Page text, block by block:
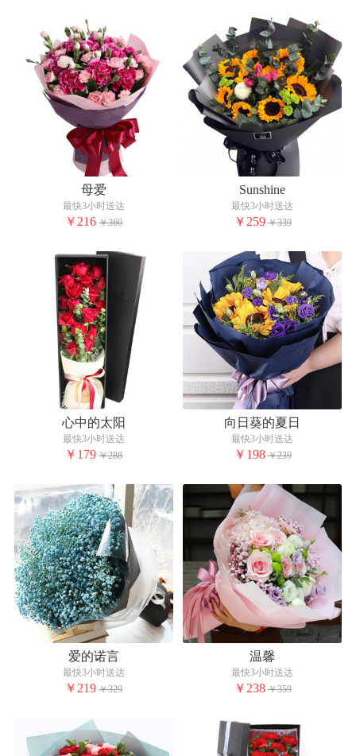
母爱
最快3小时送达
￥216 ￥360
Sunshine
最快3小时送达
￥259 ￥339
心中的太阳
最快3小时送达
￥179 ￥288
向日葵的夏日
最快3小时送达
￥198 ￥239
爱的诺言
最快3小时送达
￥219 ￥329
温馨
最快3小时送达
￥238 ￥359